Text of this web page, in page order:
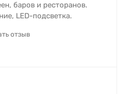
баров и ресторанов.
LED-подсветка.
отзыв